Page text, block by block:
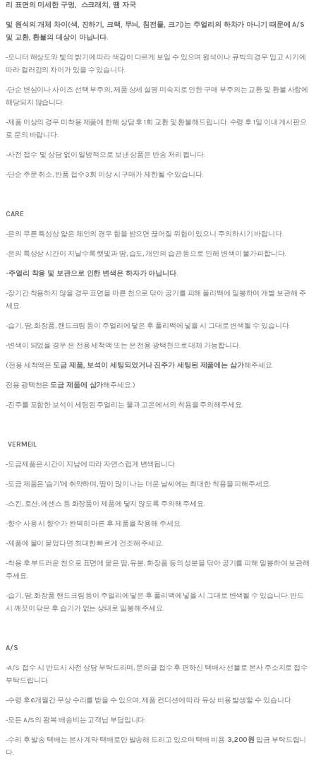
리 표면의 미세한 구멍, 스크래치, 땜 자국
및 원석의 개체 차이(색, 진하기, 크랙, 무늬, 침전물, 크기)는 주얼리의 하차가 아니기 때문에 A/S
및 교환, 환불의 대상이 아닙니다.
-모니터 해상도와 빛의 밝기에 따라 색감이 다르게 보일 수 있으며 원석이나 큐빅의 경우 입고 시기에
따라 컬러감의 차이가 있을 수 있습니다.
-단순 변심이나 사이즈 선택 부주의, 제품 상세 설명 미숙지로 인한 구매 부주의는 교환 및 환불 사항에
해당되지 않습니다.
-제품 이상의 경우 미착용 제품에 한해 상담 후 1회 교환 및 환불해드립니다. 수령 후 1일 이내 게시판으
로 문의 바랍니다.
-사전 접수 및 상담 없이 일방적으로 보낸 상품은 반송 처리 됩니다.
-단순 주문 취소, 반품 접수 3회 이상 시 구매가 제한될 수 있습니다.
CARE
-은의 무른 특성상 얇은 체인의 경우 힘을 받으면 끊어질 위험이 있으니 주의하시기 바랍니다.
-은의 특성상 시간이 지날수록 햇빛과 땀, 습도, 개인의 습관 등으로 인해 변색이 불가피합니다.
-주얼리 착용 및 보관으로 인한 변색은 하자가 아닙니다.
-장기간 착용하지 않을 경우 표면을 마른 천으로 닦아 공기를 피해 폴리백에 밀봉하여 개별 보관해 주
세요.
-습기, 땀, 화장품, 핸드크림 등이 주얼리에 닿은 후 폴리백에 넣을 시 그대로 변색될 수 있습니다.
-변색이 되었을 경우 은 전용 세척액 또는 은 전용 광택천으로 대체 가능합니다.
(전용 세척액은도금 제품, 보석이 세팅되었거나 진주가 세팅된 제품에는 삼가해주세요.
전용 광택천은도금 제품에 삼가해주세요.)
-진주를 포함한 보석이 세팅된 주얼리는 물과 고온에서의 착용을 주의해주세요.
VERMEIL
-도금제품은 시간이 지남에 따라 자연스럽게 변색됩니다.
-도금 제품은 '습기'에 취약하며, 땀이 많이 나는 더운 날씨에는 최대한 착용을 피해주세요.
-스킨, 로션, 에센스 등 화장품이 제품에 닿지 않도록 주의해 주세요.
-향수 사용 시 향수가 완벽히 마른 후 제품을 착용해 주세요.
-제품에 물이 묻었다면 최대한 빠르게 건조해 주세요.
-착용 후 부드러운 천으로 표면에 묻은 땀, 유분, 화장품 등의 성분을 닦아 공기를 피해 밀봉하여 보관해
주세요.
-습기, 땀, 화장품 핸드크림 등이 주얼리에 닿은 후 폴리백에 넣을 시 그대로 변색될 수 있습니다. 반드
시 깨끗이 닦은 후 습기가 없는 상태로 밀봉해 주세요.
A/S
-A/S 접수 시 반드시 사전 상담 부탁드리며, 문의글 접수 후 편하신 택배사 선불로 본사 주소지로 접수
부탁드립니다.
-수령 후 6개월간 무상 수리를 받을 수 있으며, 제품 컨디션에 따라 유상 비용 발생할 수 있습니다.
-모든 A/S의 왕복 배송비는 고객님 부담입니다.
-수리 후 발송 택배는 본사 계약 택배로만 발송해 드리고 있으며 택배 비용3,200원 입금 부탁드립니
다.